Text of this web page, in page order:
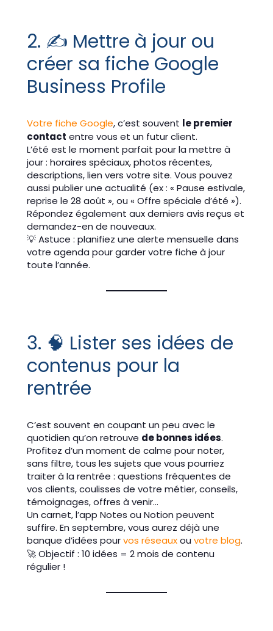
2. ✍️ Mettre à jour ou
créer sa fiche Google
Business Profile
Votre fiche Google, c’est souvent le premier
contact entre vous et un futur client.
L’été est le moment parfait pour la mettre à
jour : horaires spéciaux, photos récentes,
descriptions, lien vers votre site. Vous pouvez
aussi publier une actualité (ex : « Pause estivale,
reprise le 28 août », ou « Offre spéciale d’été »).
Répondez également aux derniers avis reçus et
demandez-en de nouveaux.
💡 Astuce : planifiez une alerte mensuelle dans
votre agenda pour garder votre fiche à jour
toute l’année.
3. 🧠 Lister ses idées de
contenus pour la
rentrée
C’est souvent en coupant un peu avec le
quotidien qu’on retrouve de bonnes idées.
Profitez d’un moment de calme pour noter,
sans filtre, tous les sujets que vous pourriez
traiter à la rentrée : questions fréquentes de
vos clients, coulisses de votre métier, conseils,
témoignages, offres à venir…
Un carnet, l’app Notes ou Notion peuvent
suffire. En septembre, vous aurez déjà une
banque d’idées pourvos réseauxouvotre blog.
🚀 Objectif : 10 idées = 2 mois de contenu
régulier !